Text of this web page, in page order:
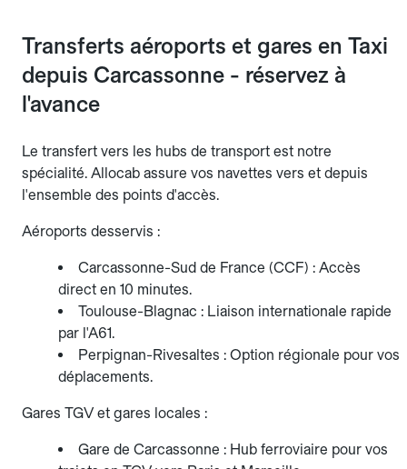
Transferts aéroports et gares en Taxi
depuis Carcassonne - réservez à
l'avance
Le transfert vers les hubs de transport est notre
spécialité. Allocab assure vos navettes vers et depuis
l'ensemble des points d'accès.
Aéroports desservis :
Carcassonne-Sud de France (CCF) : Accès
direct en 10 minutes.
Toulouse-Blagnac : Liaison internationale rapide
par l'A61.
Perpignan-Rivesaltes : Option régionale pour vos
déplacements.
Gares TGV et gares locales :
Gare de Carcassonne : Hub ferroviaire pour vos